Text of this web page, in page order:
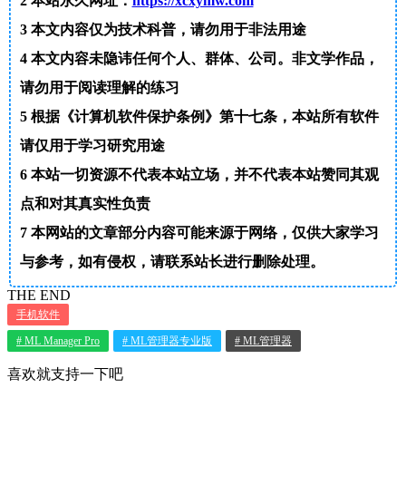
3本文内容仅为技术科普，请勿用于非法用途
4本文内容未隐讳任何个人、群体、公司。非文学作品，
请勿用于阅读理解的练习
5根据《计算机软件保护条例》第十七条，本站所有软件
请仅用于学习研究用途
6本站一切资源不代表本站立场，并不代表本站赞同其观
点和对其真实性负责
7本网站的文章部分内容可能来源于网络，仅供大家学习
与参考，如有侵权，请联系站长进行删除处理。
THE END
手机软件
# ML Manager Pro # ML管理器专业版 # ML管理器
喜欢就支持一下吧